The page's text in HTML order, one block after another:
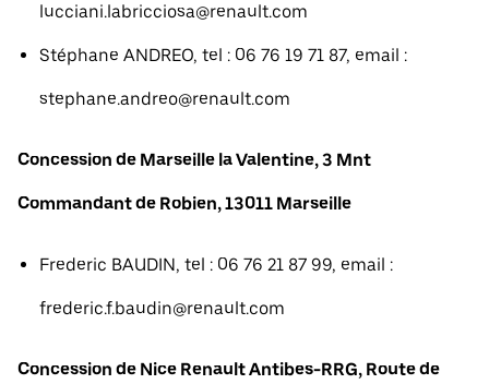
lucciani.labricciosa@renault.com
Stéphane ANDREO, tel : 06 76 19 71 87, email :
stephane.andreo@renault.com
Concession de Marseille la Valentine, 3 Mnt
Commandant de Robien, 13011 Marseille
Frederic BAUDIN, tel : 06 76 21 87 99, email :
frederic.f.baudin@renault.com
Concession de Nice Renault Antibes-RRG, Route de